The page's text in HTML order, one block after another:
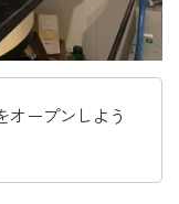
オープンしよう